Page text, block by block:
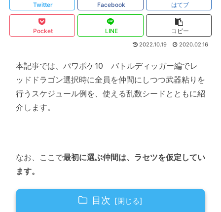
Twitter Facebook はてブ
Pocket LINE コピー
2022.10.19 2020.02.16
本記事では、パワポケ10 バトルディッガー編でレ
ッドドラゴン選択時に全員を仲間にしつつ武器粘りを
行うスケジュール例を、使える乱数シードとともに紹
介します。
なお、ここで最初に選ぶ仲間は、ラセツを仮定してい
ます。
目次